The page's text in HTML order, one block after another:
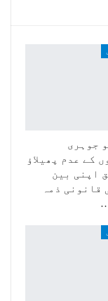
جوہری
کے عدم پھیلاؤ
اپنی بین
قانونی ذمہ